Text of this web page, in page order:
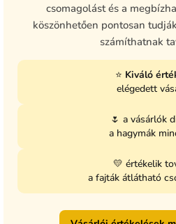
csomagolást és a
köszönhetően pontosan
számíthatnak
⭐ Kiváló
elégedett
🌷 a vásárlók
a hagymák
💛 értékelik
a fajták átlátható